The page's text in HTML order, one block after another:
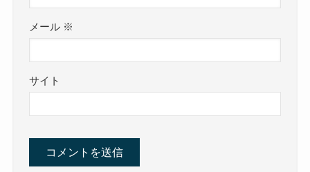
メール ※
サイト